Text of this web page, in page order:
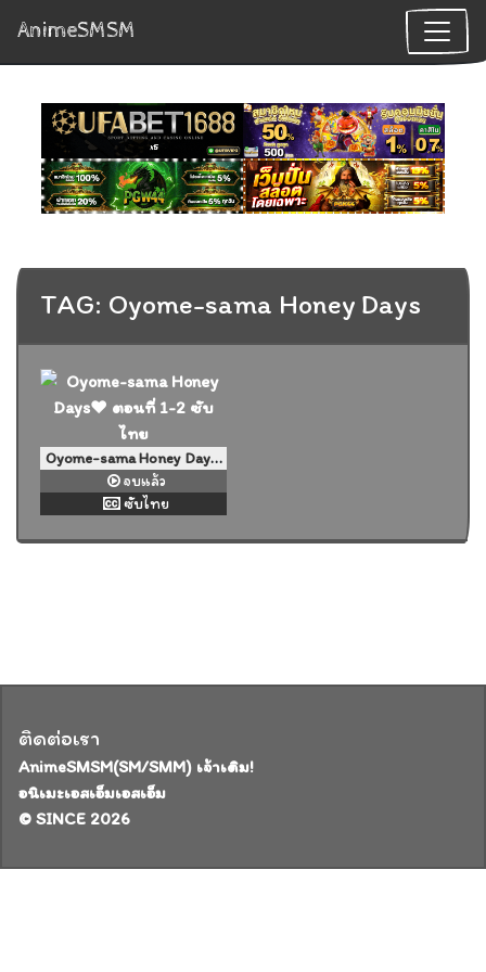
AnimeSMSM
TAG: Oyome-sama Honey Days
Oyome-sama Honey Days♥ ตอนที่ 1-2 ซับไทย
จบแล้ว
ซับไทย
ติดต่อเรา
AnimeSMSM(SM/SMM) เจ้าเดิม!
อนิเมะเอสเอ็มเอสเอ็ม
© SINCE 2026